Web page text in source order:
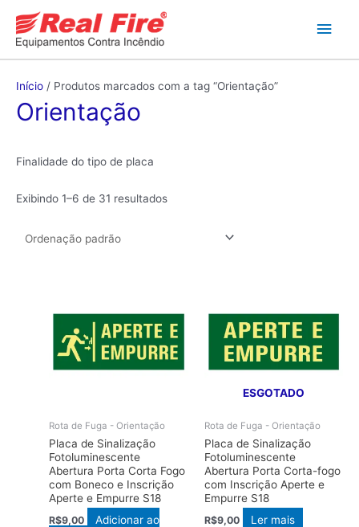
para
conteúdo
Início / Produtos marcados com a tag “Orientação”
Orientação
Finalidade do tipo de placa
Exibindo 1–6 de 31 resultados
Rota de Fuga - Orientação
Placa de Sinalização
Fotoluminescente
Abertura Porta Corta Fogo
com Boneco e Inscrição
Aperte e Empurre S18
R$9,00
Adicionar ao
ESGOTADO
Rota de Fuga - Orientação
Placa de Sinalização
Fotoluminescente
Abertura Porta Corta-fogo
com Inscrição Aperte e
Empurre S18
R$9,00 Ler mais